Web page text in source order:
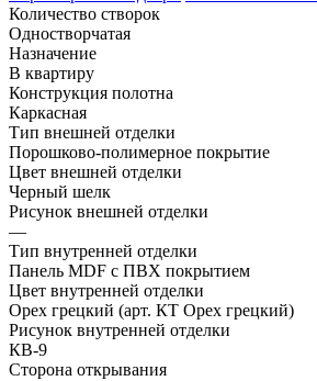
Количество створок
Одностворчатая
Назначение
В квартиру
Конструкция полотна
Каркасная
Тип внешней отделки
Порошково-полимерное покрытие
Цвет внешней отделки
Черный шелк
Рисунок внешней отделки
—
Тип внутренней отделки
Панель MDF с ПВХ покрытием
Цвет внутренней отделки
Орех грецкий (арт. КТ Орех грецкий)
Рисунок внутренней отделки
КВ-9
Сторона открывания